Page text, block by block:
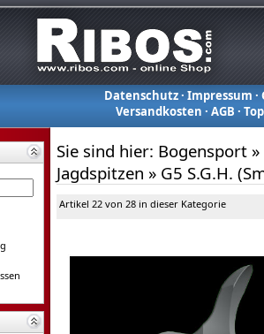
Datenschutz· Impressum ·
Versandkosten ·AGB ·
Sie sind hier: Bogensport »
Jagdspitzen » G5 S.G.H.
Artikel 22 von 28 in dieser Kategorie